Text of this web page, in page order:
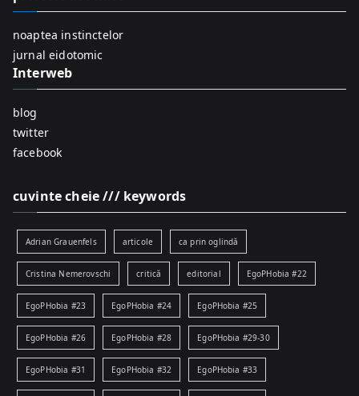
o
noaptea instinctelor
jurnal eidotomic
Interweb
blog
twitter
facebook
cuvinte cheie /// keywords
Adrian Grauenfels articole ca prin oglindă
Cristina Nemerovschi critică editorial EgoPHobia #22
EgoPHobia #23 EgoPHobia #24 EgoPHobia #25
EgoPHobia #26 EgoPHobia #28 EgoPHobia #29-30
EgoPHobia #31 EgoPHobia #32 EgoPHobia #33